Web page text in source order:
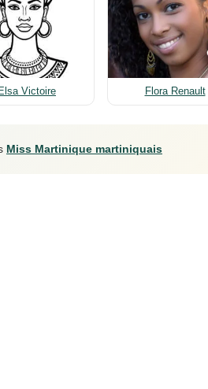
Elsa Victoire Flora Renault
Miss Martinique martiniquais